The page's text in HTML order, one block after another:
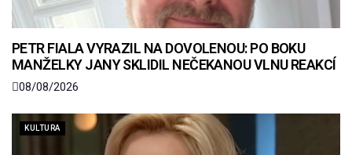
PETR FIALA VYRAZIL NA DOVOLENOU: PO BOKU
MANŽELKY JANY SKLIDIL NEČEKANOU VLNU REAKCÍ
08/08/2026
KULTURA